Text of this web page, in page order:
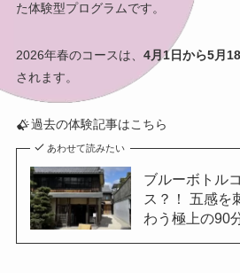
た体験型プログラムです。
2026年春のコースは、 4月1日から5月
されます。
過去の体験記事はこちら
あわせて読みたい
ブルーボトル
ス？！ 五感を
わう極上の90